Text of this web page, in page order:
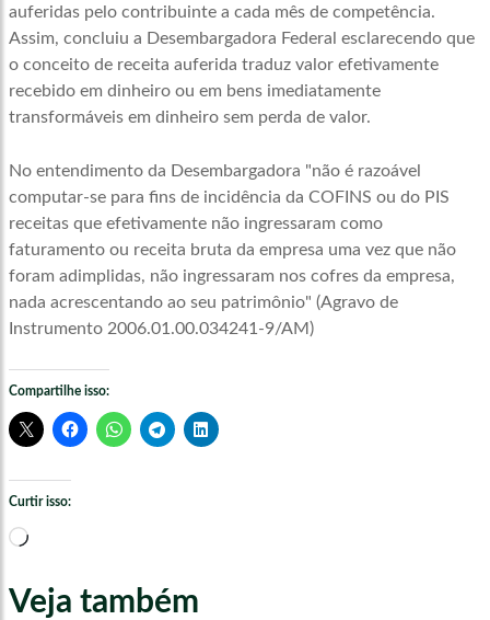
auferidas pelo contribuinte a cada mês de competência.
Assim, concluiu a Desembargadora Federal esclarecendo que
o conceito de receita auferida traduz valor efetivamente
recebido em dinheiro ou em bens imediatamente
transformáveis em dinheiro sem perda de valor.
No entendimento da Desembargadora "não é razoável
computar-se para fins de incidência da COFINS ou do PIS
receitas que efetivamente não ingressaram como
faturamento ou receita bruta da empresa uma vez que não
foram adimplidas, não ingressaram nos cofres da empresa,
nada acrescentando ao seu patrimônio" (Agravo de
Instrumento 2006.01.00.034241-9/AM)
Compartilhe isso:
Curtir isso:
Carregando...
Veja também